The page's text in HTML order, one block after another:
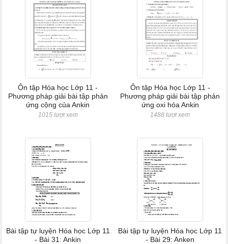
Ôn tập Hóa học Lớp 11 -
Phương pháp giải bài tập phản
ứng cộng của Ankin
1015 lượt xem
Ôn tập Hóa học Lớp 11 -
Phương pháp giải bài tập phản
ứng oxi hóa Ankin
1488 lượt xem
Bài tập tự luyện Hóa học Lớp 11
- Bài 31: Ankin
Bài tập tự luyện Hóa học Lớp 11
- Bài 29: Anken